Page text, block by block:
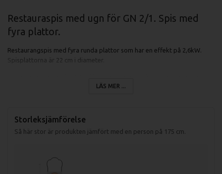
Restauraspis med ugn för GN 2/1. Spis med
fyra plattor.
Restaurangspis med fyra runda plattor som har en effekt på 2,6kW.
Spisplattorna är 22 cm i diameter.
Ugnen kan ställas på temperatur mellan 50-300 grader.
Mått (LxBxH): 800x700x900 mm
LÄS MER ...
Storleksjämförelse
Så här stor är produkten jämfört med en person på 175 cm.